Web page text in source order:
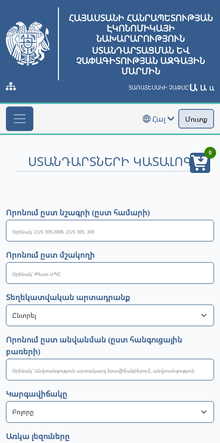
ՀԱՅԱՍՏԱՆԻ ՀԱՆՐԱՊԵՏՈՒԹՅԱՆ
ԷԿՈՆՈՄԻԿԱՅԻ
ՆԱԽԱՐԱՐՈՒԹՅՈՒՆ
ՍՏԱՆԴԱՐՏԱՑՄԱՆ ԵՎ
ՉԱՓԱԳԻՏՈՒԹՅԱՆ ԱԶԳԱՅԻՆ
ՄԱՐՄԻՆ
ՏԱՌԱՏԵՍԱԿԻ ՉԱՓՍԸԱ Ա Ա
Հայ Մուտք
ՍՏԱՆԴԱՐՏՆԵՐԻ ԿԱՏԱԼՈԳ
Որոնում ըստ նշագրի (ըստ համարի)
Որոնում ըստ մշակողի
Տեղեկատվական արտադրանք
Որոնում ըստ անվանման (ըստ հանգուցային
բառերի)
Կարգավիճակը
Առկա լեզուները
0